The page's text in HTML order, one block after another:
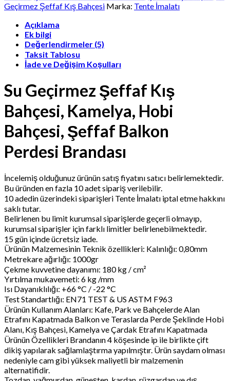
Bahçesi,
Kamelya,
Hobi
Bahçesi,
Şeffaf
Balkon
Perdesi
adet
Geçirmez Şeffaf Kış Bahçesi Marka: Tente İmalatı
Açıklama
Ek bilgi
Değerlendirmeler (5)
Taksit Tablosu
İade ve Değişim Koşulları
Su Geçirmez Şeffaf Kış
Bahçesi, Kamelya, Hobi
Bahçesi, Şeffaf Balkon
Perdesi Brandası
İncelemiş olduğunuz ürünün satış fiyatını satıcı belirlemektedir.
Bu üründen en fazla 10 adet sipariş verilebilir.
10 adedin üzerindeki siparişleri Tente İmalatı iptal etme hakkını
saklı tutar.
Belirlenen bu limit kurumsal siparişlerde geçerli olmayıp,
kurumsal siparişler için farklı limitler belirlenebilmektedir.
15 gün içinde ücretsiz iade.
Ürünün Malzemesinin Teknik özellikleri: Kalınlığı: 0,80mm
Metrekare ağırlığı: 1000gr
Çekme kuvvetine dayanımı: 180 kg / cm²
Yırtılma mukavemeti: 6 kg /mm
Isı Dayanıklılığı: +66 °C / -22 °C
Test Standartlığı: EN71 TEST & US ASTM F963
Ürünün Kullanım Alanları: Kafe, Park ve Bahçelerde Alan
Etrafını Kapatmada Balkon ve Teraslarda Perde Şeklinde Hobi
Alanı, Kış Bahçesi, Kamelya ve Çardak Etrafını Kapatmada
Ürünün Özellikleri Brandanın 4 köşesinde ip ile birlikte çift
dikiş yapılarak sağlamlaştırma yapılmıştır. Ürün saydam olması
nedeniyle cam gibi yüksek maliyetli bir malzemenin
alternatifidir.